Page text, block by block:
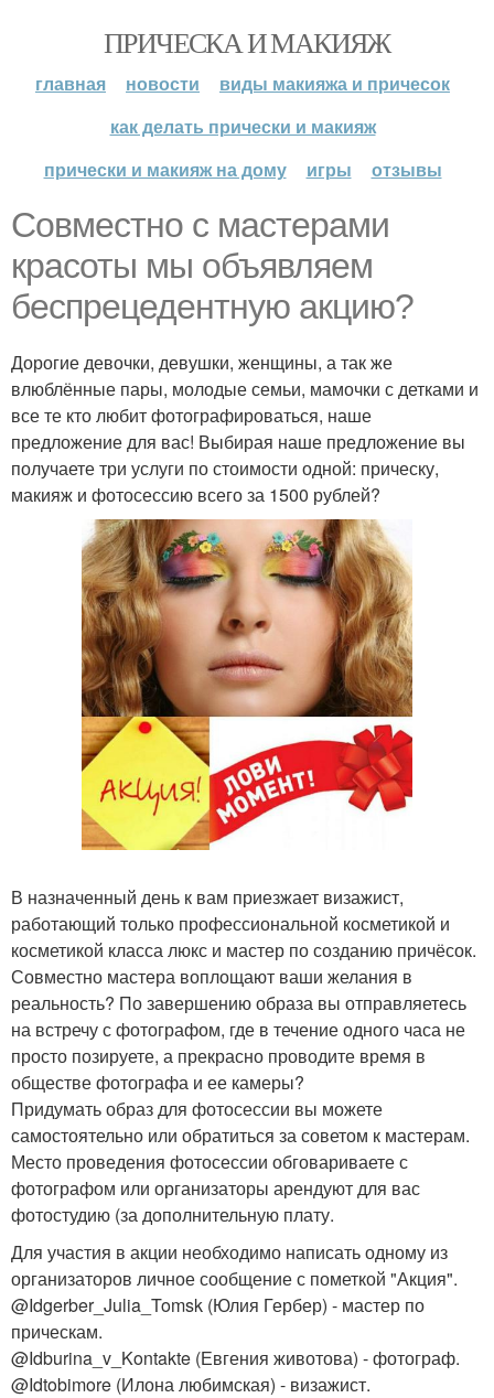
ПРИЧЕСКА И МАКИЯЖ
главная новости
виды макияжа и причесок
как делать прически и макияж
прически и макияж на дому
игры отзывы
Совместно с мастерами
красоты мы объявляем
беспрецедентную акцию?
Дорогие девочки, девушки, женщины, а так же
влюблённые пары, молодые семьи, мамочки с детками и
все те кто любит фотографироваться, наше
предложение для вас! Выбирая наше предложение вы
получаете три услуги по стоимости одной: прическу,
макияж и фотосессию всего за 1500 рублей?
В назначенный день к вам приезжает визажист,
работающий только профессиональной косметикой и
косметикой класса люкс и мастер по созданию причёсок.
Совместно мастера воплощают ваши желания в
реальность? По завершению образа вы отправляетесь
на встречу с фотографом, где в течение одного часа не
просто позируете, а прекрасно проводите время в
обществе фотографа и ее камеры?
Придумать образ для фотосессии вы можете
самостоятельно или обратиться за советом к мастерам.
Место проведения фотосессии обговариваете с
фотографом или организаторы арендуют для вас
фотостудию (за дополнительную плату.
Для участия в акции необходимо написать одному из
организаторов личное сообщение с пометкой "Акция".
@Idgerber_Julia_Tomsk (Юлия Гербер) - мастер по
прическам.
@Idburina_v_Kontakte (Евгения животова) - фотограф.
@Idtobimore (Илона любимская) - визажист.